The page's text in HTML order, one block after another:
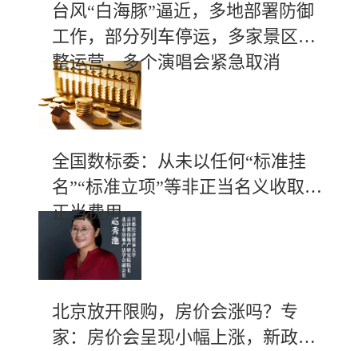
台风“白海豚”逼近，多地部署防御
工作，部分列车停运，多家景区调
整运营，多个演唱会紧急取消
全国数标委：从未以任何“标准挂
名”“标准立项”等非正当名义收取不
正当费用
北京放开限购，房价会涨吗？专
家：房价会呈现小幅上涨，新政有